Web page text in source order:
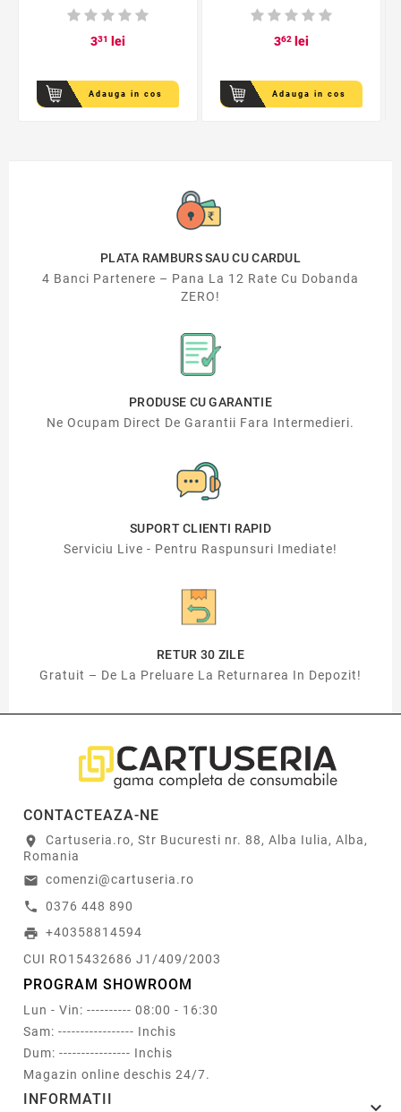
331 lei
Adauga in cos
362lei
Adauga in cos
PLATA RAMBURS SAU CU CARDUL
4 Banci Partenere – Pana La 12 Rate Cu Dobanda
ZERO!
PRODUSE CU GARANTIE
Ne Ocupam Direct De Garantii Fara Intermedieri.
SUPORT CLIENTI RAPID
Serviciu Live - Pentru Raspunsuri Imediate!
RETUR 30 ZILE
Gratuit – De La Preluare La Returnarea In Depozit!
CONTACTEAZA-NE
location_on
Cartuseria.ro, Str Bucuresti nr. 88, Alba Iulia, Alba,
Romania
email comenzi@cartuseria.ro
call 0376 448 890
print +40358814594
CUI RO15432686 J1/409/2003
PROGRAM SHOWROOM
Lun - Vin: ---------- 08:00 - 16:30
Sam: ----------------- Inchis
Dum: ---------------- Inchis
Magazin online deschis 24/7.
INFORMATII